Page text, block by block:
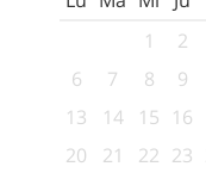
1
2
6
7 8 9
13
14 15 16
20
21 22 23